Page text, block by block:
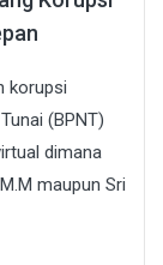
korupsi
(BPNT)
dimana
maupun Sri